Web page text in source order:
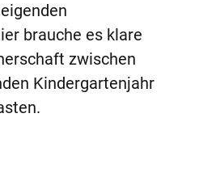
brauche es klare
zwischen
Kindergartenjahr